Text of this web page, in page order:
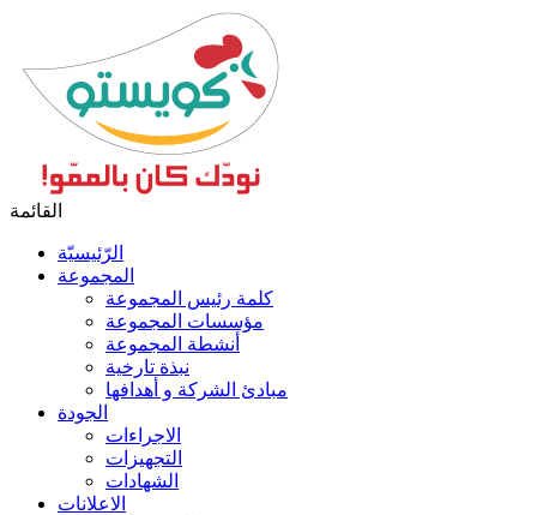
القائمة
الرّئيسيّة
المجموعة
كلمة رئيس المجموعة
مؤسسات المجموعة
أنشطة المجموعة
نبذة تارخية
مبادئ الشركة و أهدافها
الجودة
الاجراءات
التجهيزات
الشهادات
الاعلانات